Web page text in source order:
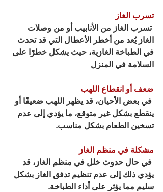
تسرب الغاز
تسرب الغاز من الأنابيب أو من وصلات
الغاز يُعد من أخطر الأعطال التي قد تحدث
في الطباخة الغازية، حيث يشكل خطرًا على
السلامة في المنزل
ضعف أو انقطاع اللهب
في بعض الأحيان، قد يظهر اللهب ضعيفًا أو
ينقطع بشكل غير متوقع، ما يؤدي إلى عدم
تسخين الطعام بشكل مناسب.
مشكلة في منظم الغاز
في حال حدوث خلل في منظم الغاز، قد
يؤدي ذلك إلى عدم تنظيم تدفق الغاز بشكل
سليم مما يؤثر على أداء الطباخة.